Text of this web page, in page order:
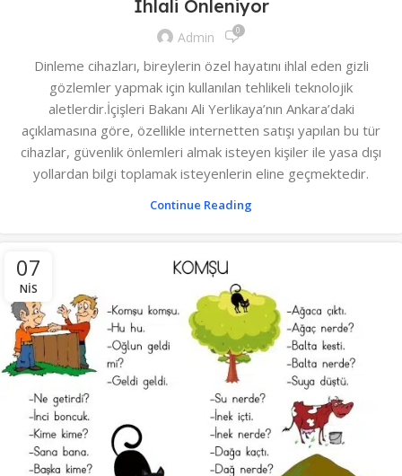
İhlali Önleniyor
Admin 0
Dinleme cihazları, bireylerin özel hayatını ihlal eden gizli
gözlemler yapmak için kullanılan tehlikeli teknolojik
aletlerdir.İçişleri Bakanı Ali Yerlikaya’nın Ankara’daki
açıklamasına göre, özellikle internetten satışı yapılan bu tür
cihazlar, güvenlik önlemleri almak isteyen kişiler ile yasa dışı
yollardan bilgi toplamak isteyenlerin eline geçmektedir.
Continue Reading
07
NIS